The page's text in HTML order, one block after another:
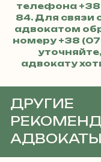
телефона
84. Для связи
адвокатом
номеру +38
адвокату
ДРУГИЕ
АДВОКАТЫ